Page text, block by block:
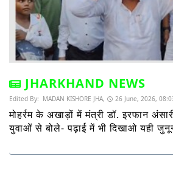
JHARKHAND NEWS
Edited By: MADAN KISHORE JHA, 26 June, 2026,
मोहर्रम के अखाड़ों में मंत्री डॉ. इरफान
युवाओं से बोले- पढ़ाई में भी दिखाओ यही